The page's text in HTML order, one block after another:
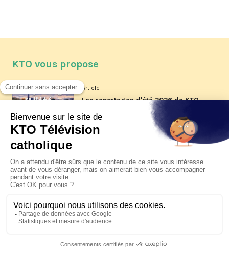
KTO vous propose
Article
Les reportages d'été 2026 de KTO
Article
La visite pastorale du pape Léon
jeudi 6 août
Pérou du 6 au 17 novembre 2026